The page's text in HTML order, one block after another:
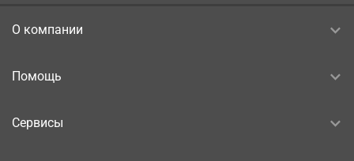
О компании
Помощь
Сервисы